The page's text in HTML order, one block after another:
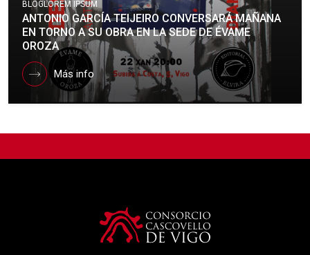
BLOGLOREM IPSUM
ANTONIO GARCÍA TEIJEIRO CONVERSARÁ MAÑANA
EN TORNO A SU OBRA EN LA SEDE DE ÉVAME
OROZA
Más info